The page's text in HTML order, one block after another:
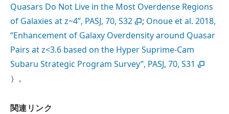
Quasars Do Not Live in the Most Overdense Regions
of Galaxies at z~4”, PASJ, 70, S32
; Onoue et al. 2018,
“Enhancement of Galaxy Overdensity around Quasar
Pairs at z<3.6 based on the Hyper Suprime-Cam
Subaru Strategic Program Survey”, PASJ, 70, S31
）。
関連リンク